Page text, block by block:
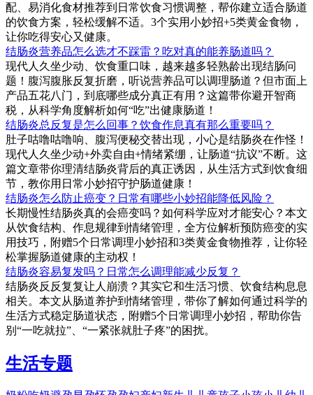
配、易消化食材推荐到日常饮食习惯调整，帮你建立适合肠道
的饮食方案，轻松缓解不适。3个实用小妙招+5类黄金食物，
让你吃得安心又健康。
结肠炎营养品怎么选才不踩雷？吃对真的能养肠道吗？
现代人久坐少动、饮食重口味，越来越多轻熟龄出现结肠问
题！腹泻腹胀反复折磨，听说营养品可以调理肠道？但市面上
产品五花八门，到底哪些成分真正有用？这篇带你避开智商
税，从科学角度解析如何“吃”出健康肠道！
结肠炎总反复是怎么回事？饮食作息真有那么重要吗？
肚子咕噜咕噜响、腹泻便秘交替出现，小心是结肠炎在作怪！
现代人久坐少动+外卖自由+情绪紧绷，让肠道“抗议”不断。这
篇文章带你理清结肠炎背后的真正诱因，从生活方式到饮食细
节，教你用日常小妙招守护肠道健康！
结肠炎怎么防止癌变？日常有哪些小妙招能降低风险？
长期慢性结肠炎真的会癌变吗？如何科学应对才能安心？本文
从饮食结构、作息规律到情绪管理，全方位解析预防癌变的实
用技巧，附赠5个日常调理小妙招和3类黄金食物推荐，让你轻
松掌握肠道健康的主动权！
结肠炎容易复发吗？日常怎么调理能减少反复？
结肠炎反反复复让人崩溃？其实它和生活习惯、饮食结构息息
相关。本文从肠道养护到情绪管理，带你了解如何通过科学的
生活方式稳定肠道状态，附赠5个日常调理小妙招，帮助你告
别“一吃就拉”、“一紧张就肚子疼”的困扰。
生活专题